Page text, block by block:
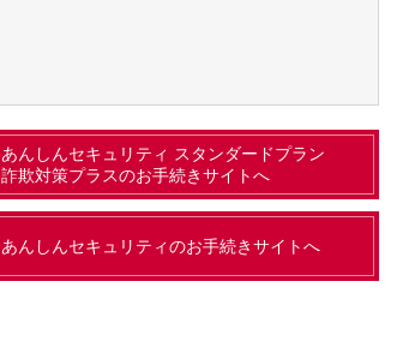
あんしんセキュリティ スタンダードプラン
詐欺対策プラスのお手続きサイトへ
あんしんセキュリティのお手続きサイトへ